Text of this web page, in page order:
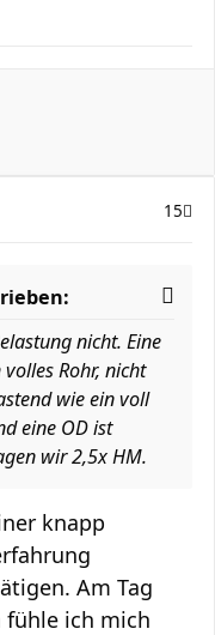
15
nicht. Eine
Rohr, nicht
wie ein voll
eine OD ist
wir 2,5x HM.
knapp
Am Tag
fühle ich mich